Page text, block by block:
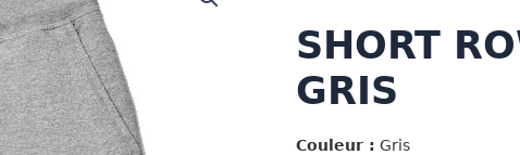
SHORT
GRIS
Couleur : Gris